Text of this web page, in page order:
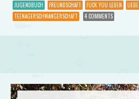
JUGENDBUCH FREUNDSCHAFT FUCK YOU LEBEN LIEBE
TEENAGERSCHWANGERSCHAFT
4 COMMENTS
Post navigation